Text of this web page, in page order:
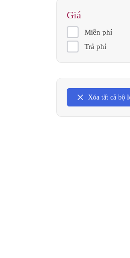
Giá
Miễn phí
Trả phí
Xóa tất cả bộ